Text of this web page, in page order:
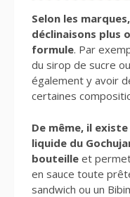
Selon les
déclinaisons plus
formule. Par
du sirop de sucre
également y avoir
certaines
De même, il
liquide du
bouteille et
en sauce toute
sandwich ou un